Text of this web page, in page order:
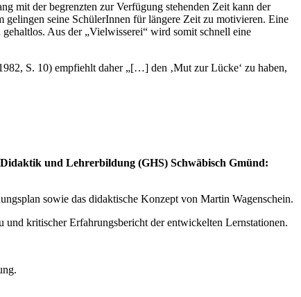
mit der begrenzten zur Verfügung stehenden Zeit kann der
seine SchülerInnen für längere Zeit zu motivieren. Eine
Aus der „Vielwisserei“ wird somit schnell eine
S. 10) empfiehlt daher „[…] den ‚Mut zur Lücke‘ zu haben,
und Lehrerbildung (GHS) Schwäbisch Gmünd:
sowie das didaktische Konzept von Martin Wagenschein.
und kritischer Erfahrungsbericht der entwickelten Lernstationen.